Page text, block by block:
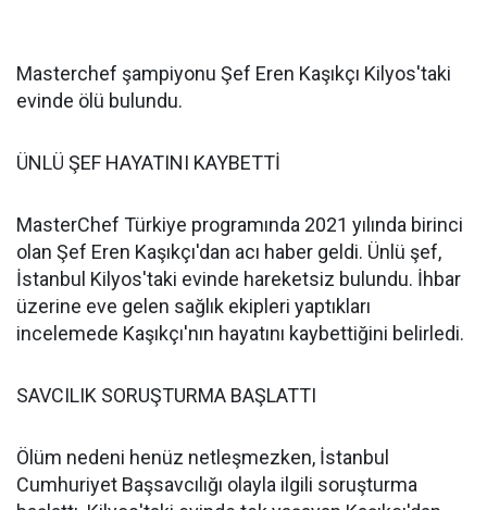
Masterchef şampiyonu Şef Eren Kaşıkçı Kilyos'taki
evinde ölü bulundu.
ÜNLÜ ŞEF HAYATINI KAYBETTİ
MasterChef Türkiye programında 2021 yılında birinci
olan Şef Eren Kaşıkçı'dan acı haber geldi. Ünlü şef,
İstanbul Kilyos'taki evinde hareketsiz bulundu. İhbar
üzerine eve gelen sağlık ekipleri yaptıkları
incelemede Kaşıkçı'nın hayatını kaybettiğini belirledi.
SAVCILIK SORUŞTURMA BAŞLATTI
Ölüm nedeni henüz netleşmezken, İstanbul
Cumhuriyet Başsavcılığı olayla ilgili soruşturma